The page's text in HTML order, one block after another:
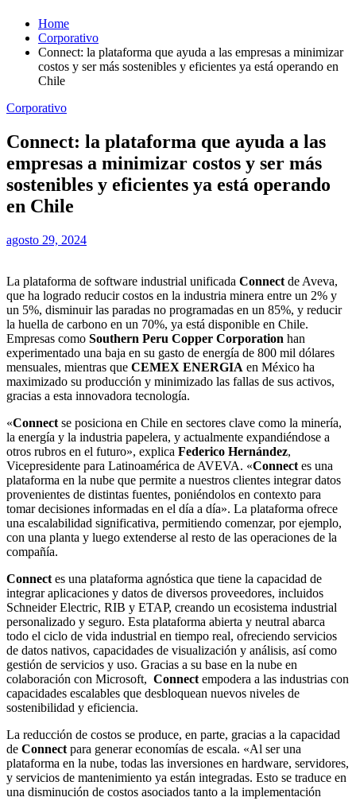
Home
Corporativo
Connect: la plataforma que ayuda a las empresas a minimizar
costos y ser más sostenibles y eficientes ya está operando en
Chile
Corporativo
Connect: la plataforma que ayuda a las
empresas a minimizar costos y ser más
sostenibles y eficientes ya está operando
en Chile
agosto 29, 2024
La plataforma de software industrial unificada Connect de Aveva,
que ha logrado reducir costos en la industria minera entre un 2% y
un 5%, disminuir las paradas no programadas en un 85%, y reducir
la huella de carbono en un 70%, ya está disponible en Chile.
Empresas como Southern Peru Copper Corporation han
experimentado una baja en su gasto de energía de 800 mil dólares
mensuales, mientras que CEMEX ENERGIA en México ha
maximizado su producción y minimizado las fallas de sus activos,
gracias a esta innovadora tecnología.
«Connect se posiciona en Chile en sectores clave como la minería,
la energía y la industria papelera, y actualmente expandiéndose a
otros rubros en el futuro», explica Federico Hernández,
Vicepresidente para Latinoamérica de AVEVA. «Connect es una
plataforma en la nube que permite a nuestros clientes integrar datos
provenientes de distintas fuentes, poniéndolos en contexto para
tomar decisiones informadas en el día a día». La plataforma ofrece
una escalabilidad significativa, permitiendo comenzar, por ejemplo,
con una planta y luego extenderse al resto de las operaciones de la
compañía.
Connect es una plataforma agnóstica que tiene la capacidad de
integrar aplicaciones y datos de diversos proveedores, incluidos
Schneider Electric, RIB y ETAP, creando un ecosistema industrial
personalizado y seguro. Esta plataforma abierta y neutral abarca
todo el ciclo de vida industrial en tiempo real, ofreciendo servicios
de datos nativos, capacidades de visualización y análisis, así como
gestión de servicios y uso. Gracias a su base en la nube en
colaboración con Microsoft, Connect empodera a las industrias con
capacidades escalables que desbloquean nuevos niveles de
sostenibilidad y eficiencia.
La reducción de costos se produce, en parte, gracias a la capacidad
de Connect para generar economías de escala. «Al ser una
plataforma en la nube, todas las inversiones en hardware, servidores,
y servicios de mantenimiento ya están integradas. Esto se traduce en
una disminución de costos asociados tanto a la implementación